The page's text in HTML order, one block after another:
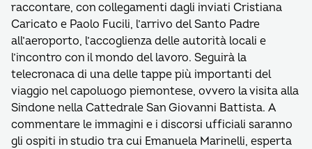
raccontare, con collegamenti dagli inviati Cristiana
Caricato e Paolo Fucili, l’arrivo del Santo Padre
all’aeroporto, l’accoglienza delle autorità locali e
l’incontro con il mondo del lavoro. Seguirà la
telecronaca di una delle tappe più importanti del
viaggio nel capoluogo piemontese, ovvero la visita alla
Sindone nella Cattedrale San Giovanni Battista. A
commentare le immagini e i discorsi ufficiali saranno
gli ospiti in studio tra cui Emanuela Marinelli, esperta